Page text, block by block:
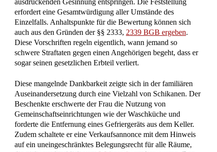
gewählt, anstatt einen nahen
Familienangehörigen mit einem
Ermittlungsverfahren der Staatsgewalt zu
überziehen. – so das OLG Frankfurt
Warum das Gesamtbild der Schikanen
entscheidend ist
Bei der rechtlichen Bewertung kommt es nicht allein auf die
isolierte rechtliche Vertretbarkeit einzelner Handlungen des
Beschenkten an. Maßgeblich ist vielmehr die moralische
Komponente und die gebotene Rücksichtnahme auf die
Interessen des Schenkers. Ein rücksichtsloses Durchsetzen
vermeintlicher Rechte kann trotz einer formalen Zulässigkeit